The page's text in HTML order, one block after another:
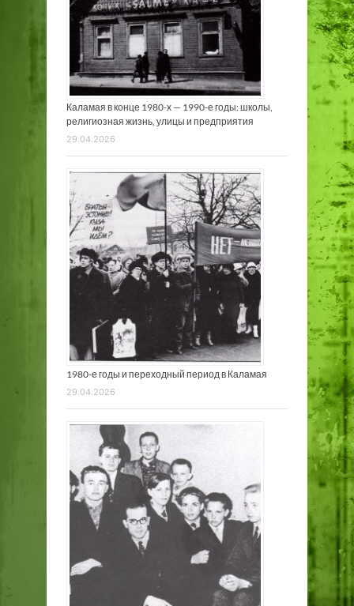
Каламая в конце 1980-х — 1990-е годы: школы,
религиозная жизнь, улицы и предприятия
29.04.2026
1980-е годы и переходный период в Каламая
29.04.2026